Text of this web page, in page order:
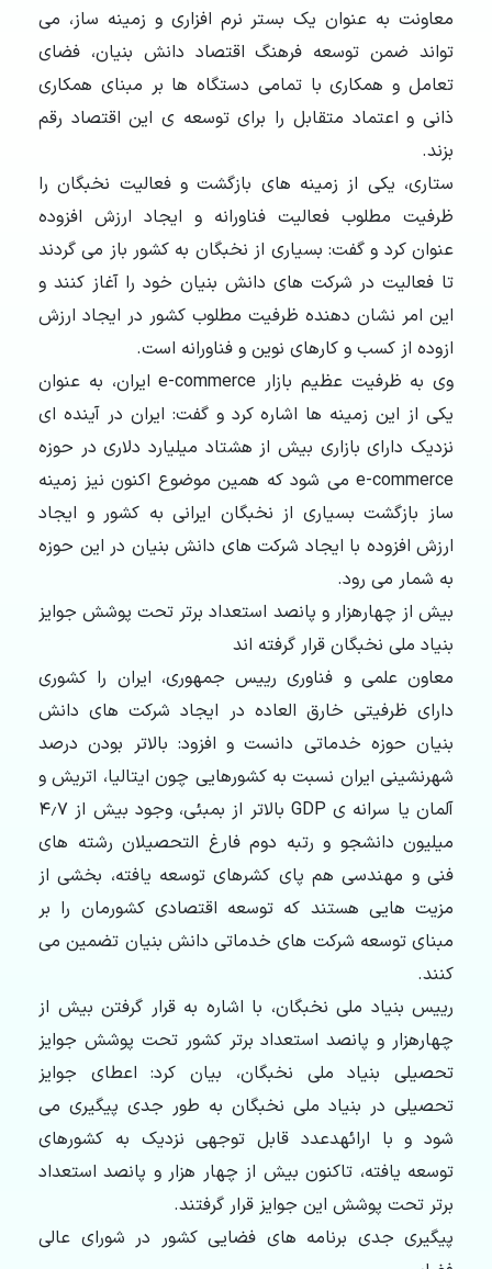
معاونت به عنوان یک بستر نرم افزاری و زمینه ساز، می
تواند ضمن توسعه فرهنگ اقتصاد دانش بنیان، فضای
تعامل و همکاری با تمامی دستگاه ها بر مبنای همکاری
ذانی و اعتماد متقابل را برای توسعه ی این اقتصاد رقم
بزند.
ستاری، یکی از زمینه های بازگشت و فعالیت نخبگان را
ظرفیت مطلوب فعالیت فناورانه و ایجاد ارزش افزوده
عنوان کرد و گفت: بسیاری از نخبگان به کشور باز می گردند
تا فعالیت در شرکت های دانش بنیان خود را آغاز کنند و
این امر نشان دهنده ظرفیت مطلوب کشور در ایجاد ارزش
ازوده از کسب و کارهای نوین و فناورانه است.
وی به ظرفیت عظیم بازار e-commerce ایران، به عنوان
یکی از این زمینه ها اشاره کرد و گفت: ایران در آینده ای
نزدیک دارای بازاری بیش از هشتاد میلیارد دلاری در حوزه
e-commerce می شود که همین موضوع اکنون نیز زمینه
ساز بازگشت بسیاری از نخبگان ایرانی به کشور و ایجاد
ارزش افزوده با ایجاد شرکت های دانش بنیان در این حوزه
به شمار می رود.
بیش از چهارهزار و پانصد استعداد برتر تحت پوشش جوایز
بنیاد ملی نخبگان قرار گرفته اند
معاون علمی و فناوری رییس جمهوری، ایران را کشوری
دارای ظرفیتی خارق العاده در ایجاد شرکت های دانش
بنیان حوزه خدماتی دانست و افزود: بالاتر بودن درصد
شهرنشینی ایران نسبت به کشورهایی چون ایتالیا، اتریش و
آلمان یا سرانه ی GDP بالاتر از بمبئی، وجود بیش از ۴٫۷
میلیون دانشجو و رتبه دوم فارغ التحصیلان رشته های
فنی و مهندسی هم پای کشرهای توسعه یافته، بخشی از
مزیت هایی هستند که توسعه اقتصادی کشورمان را بر
مبنای توسعه شرکت های خدماتی دانش بنیان تضمین می
کنند.
رییس بنیاد ملی نخبگان، با اشاره به قرار گرفتن بیش از
چهارهزار و پانصد استعداد برتر کشور تحت پوشش جوایز
تحصیلی بنیاد ملی نخبگان، بیان کرد: اعطای جوایز
تحصیلی در بنیاد ملی نخبگان به طور جدی پیگیری می
شود و با ارائهدعدد قابل توجهی نزدیک به کشورهای
توسعه یافته، تاکنون بیش از چهار هزار و پانصد استعداد
برتر تحت پوشش این جوایز قرار گرفتند.
پیگیری جدی برنامه های فضایی کشور در شورای عالی